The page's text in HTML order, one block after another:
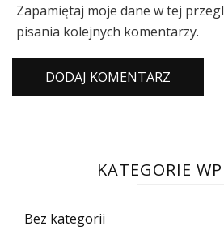
Zapamiętaj moje dane w tej
pisania kolejnych komentarzy.
KATEGORIE
Bez kategorii